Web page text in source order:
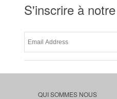
S'inscrire à
QUI SOMMES NOUS